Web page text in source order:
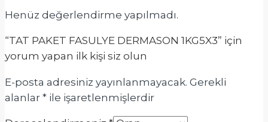
Henüz değerlendirme yapılmadı.
“TAT PAKET FASULYE DERMASON 1KG5X3” için
yorum yapan ilk kişi siz olun
E-posta adresiniz yayınlanmayacak. Gerekli
alanlar * ile işaretlenmişlerdir